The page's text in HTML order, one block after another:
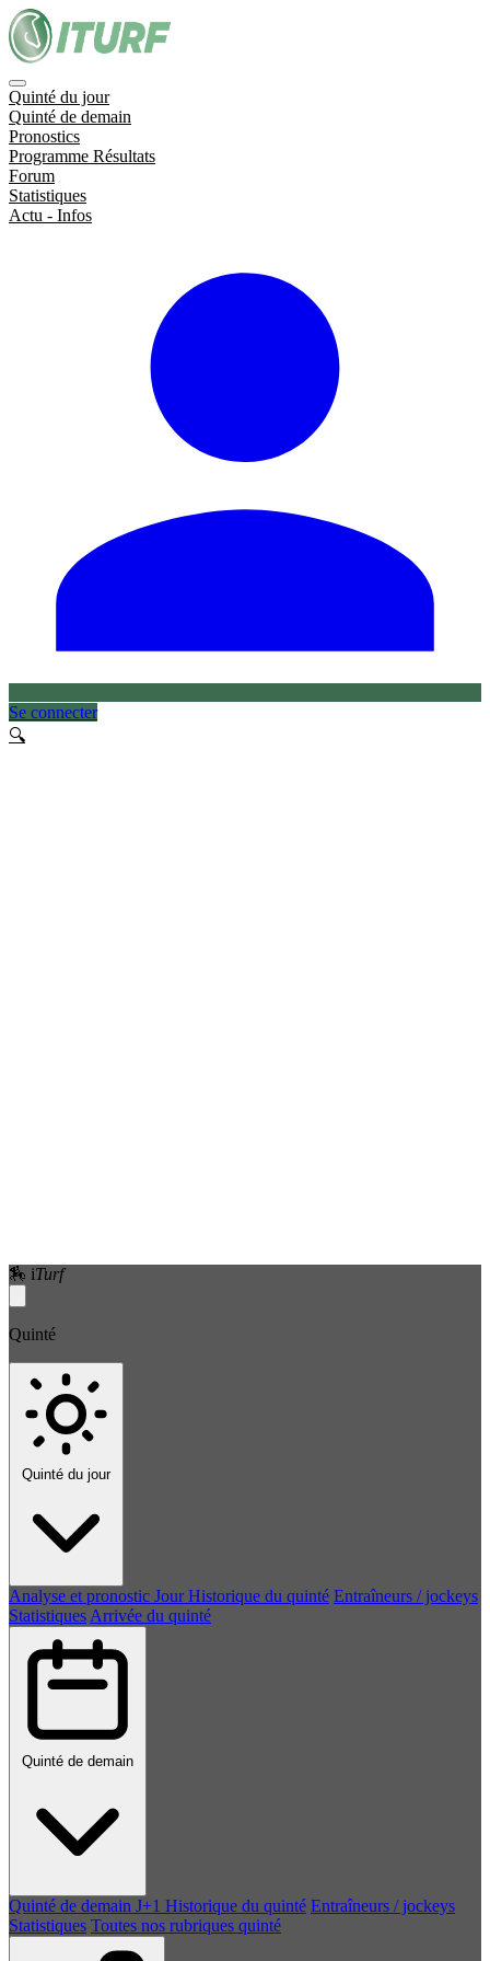
Quinté du jour
Quinté de demain
Pronostics
Programme Résultats
Forum
Statistiques
Actu - Infos
Se connecter
🔍
🏇 iTurf
Quinté
Quinté du jour
Analyse et pronostic Jour Historique du quinté Entraîneurs / jockeys
Statistiques Arrivée du quinté
Quinté de demain
Quinté de demain J+1 Historique du quinté Entraîneurs / jockeys
Statistiques Toutes nos rubriques quinté